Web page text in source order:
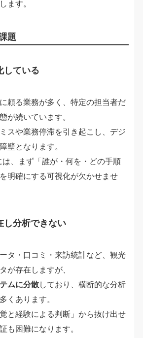
ます。
題
ている
頼る業務が多く、特定の担当者だ
が続いています。
スや業務停滞を引き起こし、デジ
壁となります。
、まず「誰が・何を・どの手順
明確にする可視化が欠かせませ
分析できない
タ・口コミ・来訪統計など、観光
が存在しますが、
ムに分散しており、横断的な分析
くあります。
と経験による判断」から抜け出せ
も困難になります。